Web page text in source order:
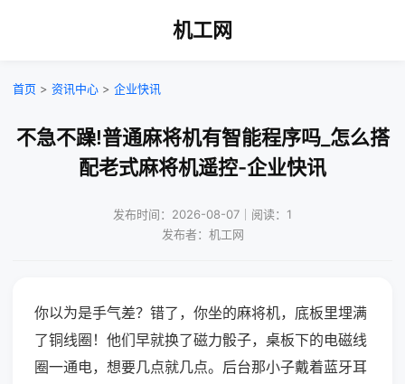
机工网
首页 > 资讯中心 > 企业快讯
不急不躁!普通麻将机有智能程序吗_怎么搭
配老式麻将机遥控-企业快讯
发布时间：2026-08-07｜阅读：1
发布者：机工网
你以为是手气差？错了，你坐的麻将机，底板里埋满
了铜线圈！他们早就换了磁力骰子，桌板下的电磁线
圈一通电，想要几点就几点。后台那小子戴着蓝牙耳